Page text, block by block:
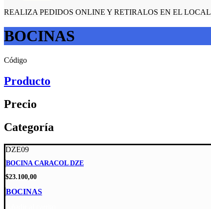
REALIZA PEDIDOS ONLINE Y RETIRALOS EN EL LOCAL
BOCINAS
Código
Producto
Precio
Categoría
DZE09
BOCINA CARACOL DZE
$23.100,00
BOCINAS